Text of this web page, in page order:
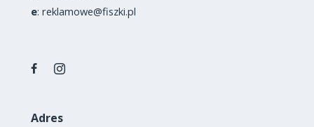
e: reklamowe@fiszki.pl
Adres